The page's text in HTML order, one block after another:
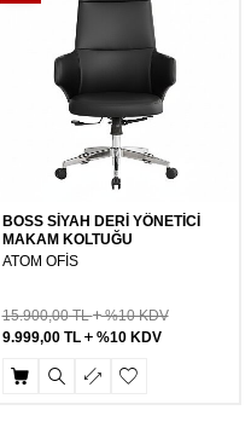
BOSS SİYAH DERİ YÖNETİCİ
MAKAM KOLTUĞU
ATOM OFİS
15.900,00TL %10 KDV
9.999,00TL %10 KDV